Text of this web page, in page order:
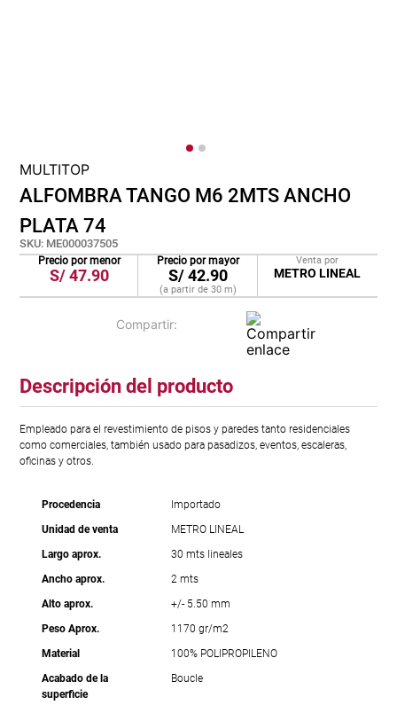
MULTITOP
ALFOMBRA TANGO M6 2MTS ANCHO
PLATA 74
SKU: ME000037505
Precio por menor
S/47.90
Precio por mayor
S/42.90
(a partir de 30 m)
Venta por
METRO LINEAL
Descripción del producto
Empleado para el revestimiento de pisos y paredes tanto residenciales
como comerciales, también usado para pasadizos, eventos, escaleras,
oficinas y otros.
Procedencia
Importado
Unidad de venta
METRO LINEAL
Largo aprox.
30 mts lineales
Ancho aprox.
2 mts
Alto aprox.
+/- 5.50 mm
Peso Aprox.
1170 gr/m2
Material
100% POLIPROPILENO
Acabado de la
superficie
Boucle